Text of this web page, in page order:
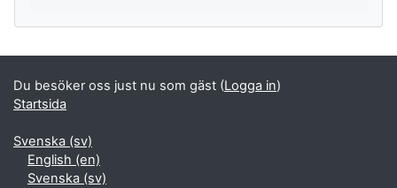
Du besöker oss just nu som gäst (Logga in)
Startsida
Svenska ‎(sv)‎
English ‎(en)‎
Svenska ‎(sv)‎